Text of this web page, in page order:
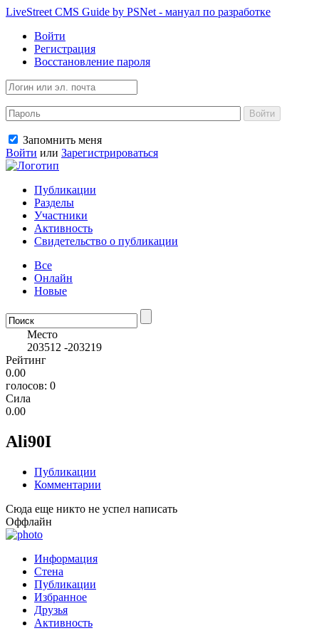
LiveStreet CMS Guide by PSNet - мануал по разработке
Войти
Регистрация
Восстановление пароля
Войти
Запомнить меня
Войти или Зарегистрироваться
Публикации
Разделы
Участники
Активность
Свидетельство о публикации
Все
Онлайн
Новые
Место
203512 -203219
Рейтинг
0.00
голосов: 0
Сила
0.00
Ali90I
Публикации
Комментарии
Сюда еще никто не успел написать
Оффлайн
Информация
Стена
Публикации
Избранное
Друзья
Активность